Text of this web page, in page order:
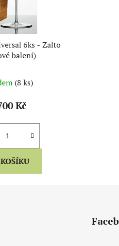
6ks - Zalto
balení)
(8 ks)
Kč